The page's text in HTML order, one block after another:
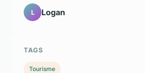
L Logan
TAGS
Tourisme